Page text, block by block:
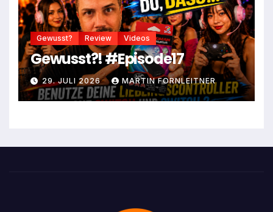
Gewusst? Review Videos
Gewusst?! #Episode17
29. JULI 2026 MARTIN FORNLEITNER